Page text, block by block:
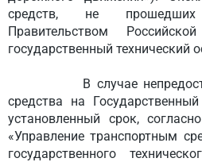
средств, не
Правительством
государственный
В случае
средства на
установленный срок, согласно
«Управлениетранспортным
государственного